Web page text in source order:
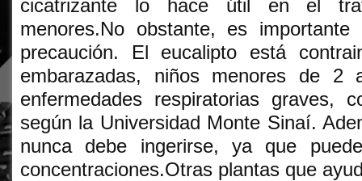
cicatrizante lo hace útil en el
menores.No obstante, es
precaución. El eucalipto está
embarazadas, niños menores de 2
enfermedades respiratorias graves,
según la Universidad Monte Sinaí.
nunca debe ingerirse, ya que
concentraciones.Otras plantas que